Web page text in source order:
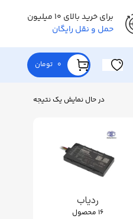
برای خرید بالای 10 میلیون
حمل و نقل رایگان
0 تومان
در حال نمایش یک نتیجه
ردیاب
16 محصول